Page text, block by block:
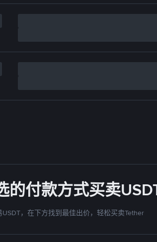
的付款方式买卖
，在下方找到最佳出价，轻松买卖Tether